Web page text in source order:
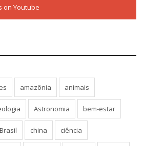
on Youtube
amazônia animais
Astronomia bem-estar
Brasil china ciência